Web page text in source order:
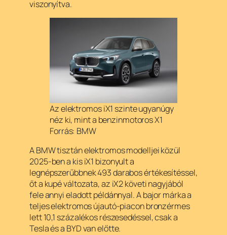
viszonyítva.
Az elektromos iX1 szinte ugyanúgy
néz ki, mint a benzinmotoros X1
Forrás: BMW
A BMW tisztán elektromos modelljei közül
2025-ben a kis iX1 bizonyult a
legnépszerűbbnek 493 darabos értékesítéssel,
őt a kupé változata, az iX2 követi nagyjából
fele annyi eladott példánnyal. A bajor márka a
teljes elektromos újautó-piacon bronzérmes
lett 10,1 százalékos részesedéssel, csak a
Tesla és a BYD van előtte.